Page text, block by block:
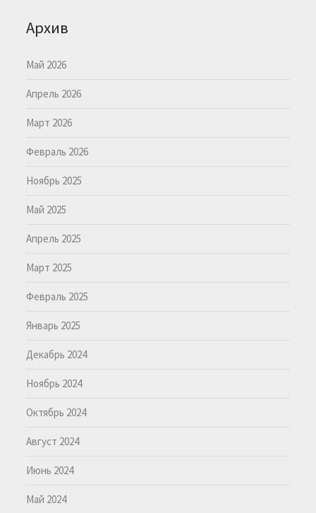
Архив
Май 2026
Апрель 2026
Март 2026
Февраль 2026
Ноябрь 2025
Май 2025
Апрель 2025
Март 2025
Февраль 2025
Январь 2025
Декабрь 2024
Ноябрь 2024
Октябрь 2024
Август 2024
Июнь 2024
Май 2024